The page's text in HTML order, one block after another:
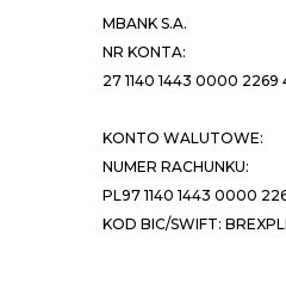
MBANK S.A.
NR KONTA:
27 1140 1443 0000 2269
KONTO WALUTOWE:
NUMER RACHUNKU:
PL97 1140 1443 0000
KOD BIC/SWIFT: